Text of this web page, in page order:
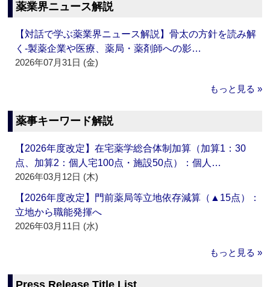
薬業界ニュース解説
【対話で学ぶ薬業界ニュース解説】骨太の方針を読み解
く‐製薬企業や医療、薬局・薬剤師への影…
2026年07月31日 (金)
もっと見る »
薬事キーワード解説
【2026年度改定】在宅薬学総合体制加算（加算1：30
点、加算2：個人宅100点・施設50点）：個人…
2026年03月12日 (木)
【2026年度改定】門前薬局等立地依存減算（▲15点）：
立地から職能発揮へ
2026年03月11日 (水)
もっと見る »